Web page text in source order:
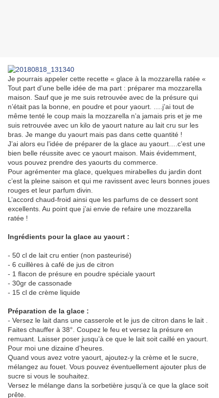
Je pourrais appeler cette recette « glace à la mozzarella ratée «
Tout part d’une belle idée de ma part : préparer ma mozzarella
maison. Sauf que je me suis retrouvée avec de la présure qui
n’était pas la bonne, en poudre et pour yaourt. ….j’ai tout de
même tenté le coup mais la mozzarella n’a jamais pris et je me
suis retrouvée avec un kilo de yaourt nature au lait cru sur les
bras. Je mange du yaourt mais pas dans cette quantité !
J’ai alors eu l’idée de préparer de la glace au yaourt….c’est une
bien belle réussite avec ce yaourt maison. Mais évidemment,
vous pouvez prendre des yaourts du commerce.
Pour agrémenter ma glace, quelques mirabelles du jardin dont
c’est la pleine saison et qui me ravissent avec leurs bonnes joues
rouges et leur parfum divin.
L’accord chaud-froid ainsi que les parfums de ce dessert sont
excellents. Au point que j’ai envie de refaire une mozzarella
ratée !
Ingrédients pour la glace au yaourt :
- 50 cl de lait cru entier (non pasteurisé)
- 6 cuillères à café de jus de citron
- 1 flacon de présure en poudre spéciale yaourt
- 30gr de cassonade
- 15 cl de crème liquide
Préparation de la glace :
- Versez le lait dans une casserole et le jus de citron dans le lait .
Faites chauffer à 38°. Coupez le feu et versez la présure en
remuant. Laisser poser jusqu’à ce que le lait soit caillé en yaourt.
Pour moi une dizaine d’heures.
Quand vous avez votre yaourt, ajoutez-y la crème et le sucre,
mélangez au fouet. Vous pouvez éventuellement ajouter plus de
sucre si vous le souhaitez.
Versez le mélange dans la sorbetière jusqu’à ce que la glace soit
prête.